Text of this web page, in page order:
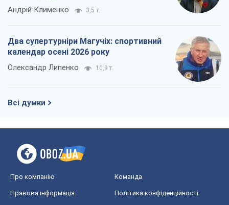
Андрій Клименко 3,5 т.
Два супертурніри Магучіх: спортивний
календар осені 2026 року
Олександр Липенко 10,9 т.
Всі думки
Про компанію Команда
Правова інформація Політика конфіденційності